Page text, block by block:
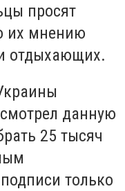
просят
их мнению
отдыхающих.
данную
25 тысяч
только